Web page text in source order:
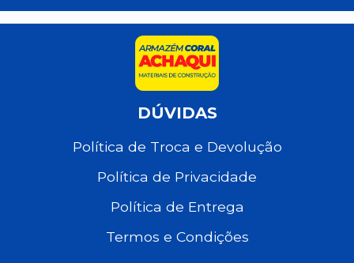
DÚVIDAS
Política de Troca e Devolução
Política de Privacidade
Política de Entrega
Termos e Condições